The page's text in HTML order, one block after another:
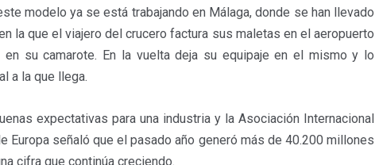
modelo ya se está trabajando en Málaga, donde se han llevado
la que el viajero del crucero factura sus maletas en el aeropuerto
su camarote. En la vuelta deja su equipaje en el mismo y lo
a la que llega.
expectativas para una industria y la Asociación Internacional
Europa señaló que el pasado año generó más de 40.200 millones
cifra que continúa creciendo.